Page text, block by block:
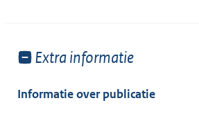
Toon
van:
Extra informatie
Informatie over publicatie